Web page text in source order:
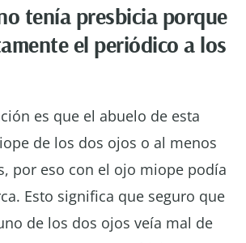
tenía presbicia porque
el periódico a los
es que el abuelo de esta
de los dos ojos o al menos
por eso con el ojo miope podía
Esto significa que seguro que
de los dos ojos veía mal de